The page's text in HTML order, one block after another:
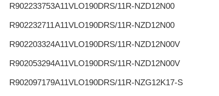
R902233753A11VLO190DRS/11R-NZD12N00
R902232711A11VLO190DRS/11R-NZD12N00
R902203324A11VLO190DRS/11R-NZD12N00V
R902053294A11VLO190DRS/11R-NZD12N00V
R902097179A11VLO190DRS/11R-NZG12K17-S